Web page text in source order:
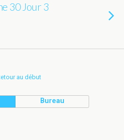
30 Jour 3
au début
Bureau